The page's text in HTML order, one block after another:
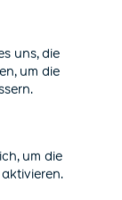
uns, die
um die
um die